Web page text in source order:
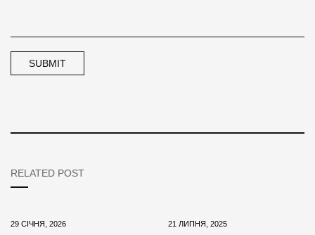
RELATED POST
29 СІЧНЯ, 2026 21 ЛИПНЯ, 2025